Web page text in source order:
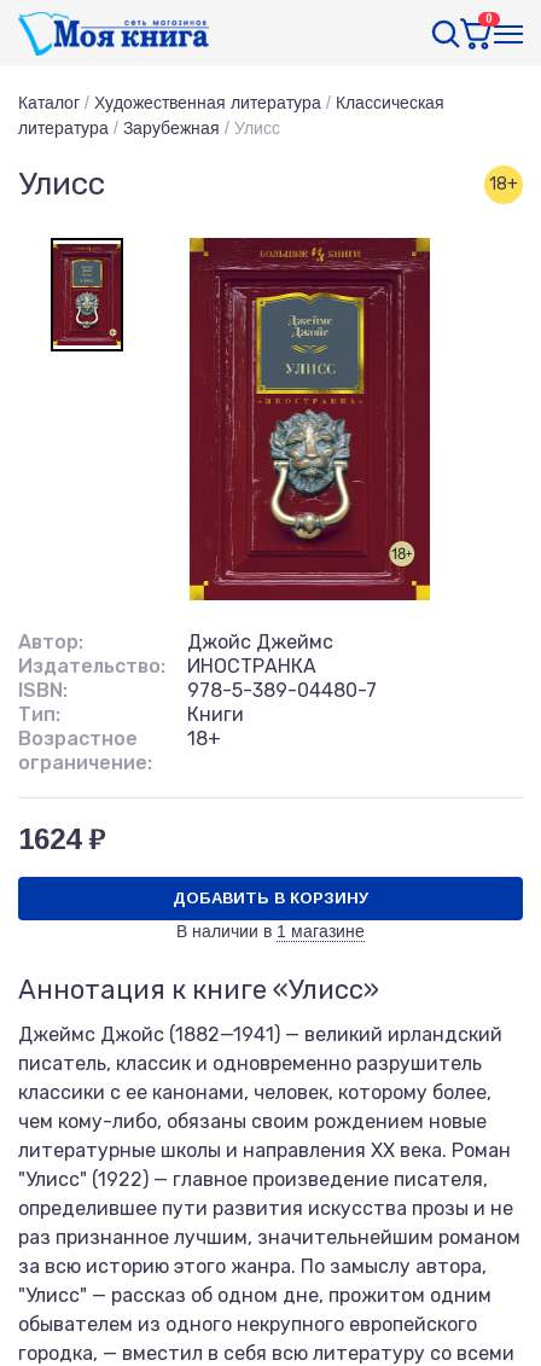
0
Каталог / Художественная литература / Классическая
литература / Зарубежная / Улисс
Улисс 18+
Автор:
Джойс Джеймс
Издательство:
ИНОСТРАНКА
ISBN:
978-5-389-04480-7
Тип:
Книги
Возрастное
ограничение:
18+
1624 ₽
ДОБАВИТЬ В КОРЗИНУ
В наличии в 1 магазине
Аннотация к книге «Улисс»
Джеймс Джойс (1882—1941) — великий ирландский
писатель, классик и одновременно разрушитель
классики с ее канонами, человек, которому более,
чем кому-либо, обязаны своим рождением новые
литературные школы и направления XX века. Роман
"Улисс" (1922) — главное произведение писателя,
определившее пути развития искусства прозы и не
раз признанное лучшим, значительнейшим романом
за всю историю этого жанра. По замыслу автора,
"Улисс" — рассказ об одном дне, прожитом одним
обывателем из одного некрупного европейского
городка, — вместил в себя всю литературу со всеми